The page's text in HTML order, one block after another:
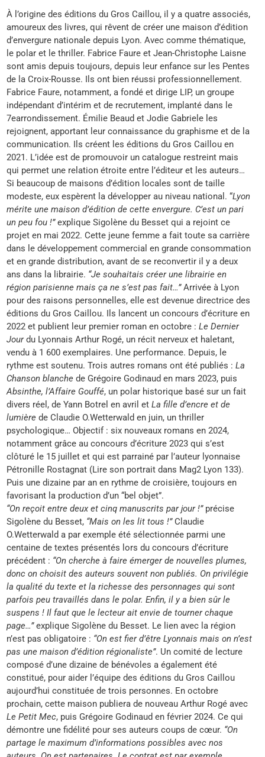
À l’origine des éditions du Gros Caillou, il y a quatre associés,
amoureux des livres, qui rêvent de créer une maison d’édition
d’envergure nationale depuis Lyon. Avec comme thématique,
le polar et le thriller. Fabrice Faure et Jean-Christophe Laisne
sont amis depuis toujours, depuis leur enfance sur les Pentes
de la Croix-Rousse. Ils ont bien réussi professionnellement.
Fabrice Faure, notamment, a fondé et dirige LIP, un groupe
indépendant d’intérim et de recrutement, implanté dans le
7earrondissement. Émilie Beaud et Jodie Gabriele les
rejoignent, apportant leur connaissance du graphisme et de la
communication. Ils créent les éditions du Gros Caillou en
2021. L’idée est de promouvoir un catalogue restreint mais
qui permet une relation étroite entre l’éditeur et les auteurs…
Si beaucoup de maisons d’édition locales sont de taille
modeste, eux espèrent la développer au niveau national. “Lyon
mérite une maison d’édition de cette envergure. C’est un pari
un peu fou !”explique Sigolène du Besset qui a rejoint ce
projet en mai 2022. Cette jeune femme a fait toute sa carrière
dans le développement commercial en grande consommation
et en grande distribution, avant de se reconvertir il y a deux
ans dans la librairie. “Je souhaitais créer une librairie en
région parisienne mais ça ne s’est pas fait…”Arrivée à Lyon
pour des raisons personnelles, elle est devenue directrice des
éditions du Gros Caillou. Ils lancent un concours d’écriture en
2022 et publient leur premier roman en octobre :Le Dernier
Jourdu Lyonnais Arthur Rogé, un récit nerveux et haletant,
vendu à 1 600 exemplaires. Une performance. Depuis, le
rythme est soutenu. Trois autres romans ont été publiés :La
Chanson blanche de Grégoire Godinaud en mars 2023, puis
Absinthe, l’Affaire Gouffé, un polar historique basé sur un fait
divers réel, de Yann Botrel en avril etLa fille d’encre et de
lumière de Claudie O.Wetterwald en juin, un thriller
psychologique… Objectif : six nouveaux romans en 2024,
notamment grâce au concours d’écriture 2023 qui s’est
clôturé le 15 juillet et qui est parrainé par l’auteur lyonnaise
Pétronille Rostagnat (Lire son portrait dans Mag2 Lyon 133).
Puis une dizaine par an en rythme de croisière, toujours en
favorisant la production d’un “bel objet”.
“On reçoit entre deux et cinq manuscrits par jour !”précise
Sigolène du Besset, “Mais on les lit tous !”Claudie
O.Wetterwald a par exemple été sélectionnée parmi une
centaine de textes présentés lors du concours d’écriture
précédent : “On cherche à faire émerger de nouvelles plumes,
donc on choisit des auteurs souvent non publiés. On privilégie
la qualité du texte et la richesse des personnages qui sont
parfois peu travaillés dans le polar. Enfin, il y a bien sûr le
suspens ! Il faut que le lecteur ait envie de tourner chaque
page…”explique Sigolène du Besset. Le lien avec la région
n’est pas obligatoire : “On est fier d’être Lyonnais mais on n’est
pas une maison d’édition régionaliste”. Un comité de lecture
composé d’une dizaine de bénévoles a également été
constitué, pour aider l’équipe des éditions du Gros Caillou
aujourd’hui constituée de trois personnes. En octobre
prochain, cette maison publiera de nouveau Arthur Rogé avec
Le Petit Mec, puis Grégoire Godinaud en février 2024. Ce qui
démontre une fidélité pour ses auteurs coups de cœur. “On
partage le maximum d’informations possibles avec nos